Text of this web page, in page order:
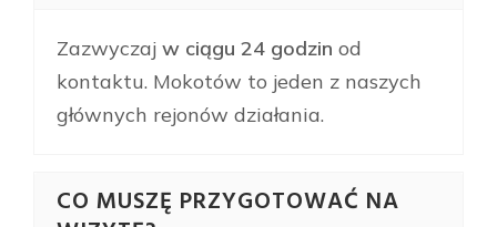
Zazwyczaj w ciągu 24 godzin od
kontaktu. Mokotów to jeden z naszych
głównych rejonów działania.
CO MUSZĘ PRZYGOTOWAĆ NA